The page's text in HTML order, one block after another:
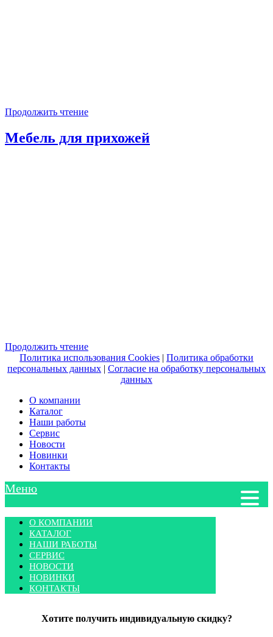
Продолжить чтение
Мебель для прихожей
Продолжить чтение
Политика использования Cookies | Политика обработки
персональных данных | Согласие на обработку персональных
данных
О компании
Каталог
Наши работы
Сервис
Новости
Новинки
Контакты
Меню
О КОМПАНИИ
КАТАЛОГ
НАШИ РАБОТЫ
СЕРВИС
НОВОСТИ
НОВИНКИ
КОНТАКТЫ
Хотите получить индивидуальную скидку?